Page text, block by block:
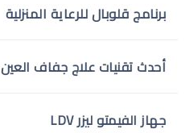
برنامج قلوبال للرعاية المنزلية
أحدث تقنيات علاج جفاف العين
جهاز الفيمتو ليزر LDV